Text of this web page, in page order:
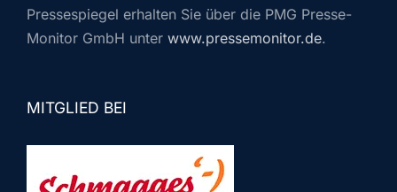
Pressespiegel erhalten Sie über die PMG Presse-
Monitor GmbH unter www.pressemonitor.de.
MITGLIED BEI